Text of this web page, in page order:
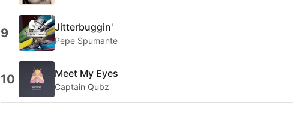
9 Jitterbuggin'
Pepe Spumante
10 Meet My Eyes
Captain Qubz